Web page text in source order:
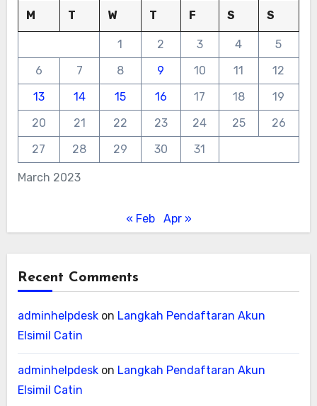
March 2023
M T W T F S S
1 2 3 4
5
6
7 8 9 10 11
12
13
14 15 16 17 18
19
20
21 22 23 24 25
26
27
28 29 30 31
« Feb Apr »
Recent Comments
adminhelpdeskon Langkah Pendaftaran Akun
Elsimil Catin
adminhelpdeskon Langkah Pendaftaran Akun
Elsimil Catin